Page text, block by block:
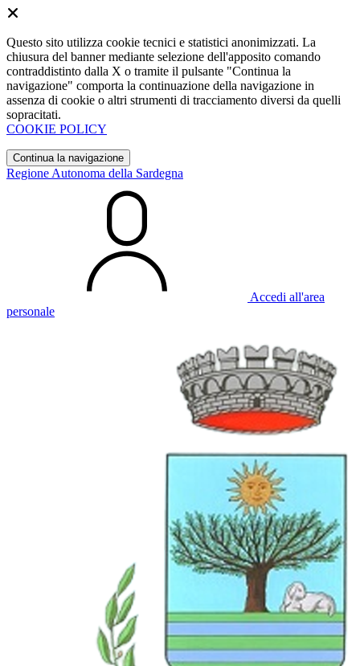
Questo sito utilizza cookie tecnici e statistici anonimizzati. La
chiusura del banner mediante selezione dell'apposito comando
contraddistinto dalla X o tramite il pulsante "Continua la
navigazione" comporta la continuazione della navigazione in
assenza di cookie o altri strumenti di tracciamento diversi da quelli
sopracitati.
COOKIE POLICY
Continua la navigazione
Regione Autonoma della Sardegna
Accedi all'area
personale